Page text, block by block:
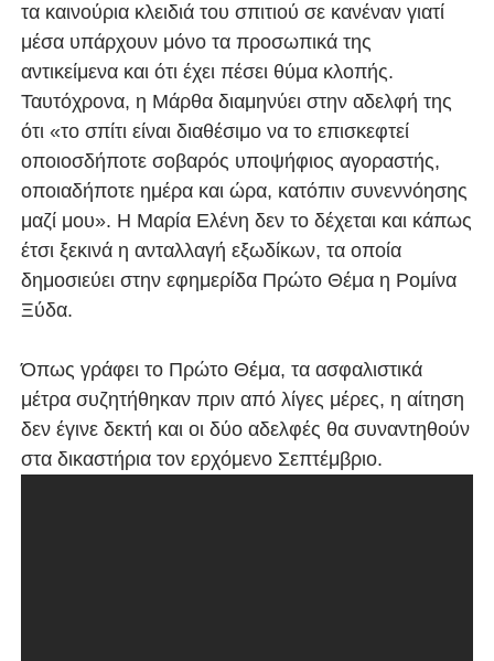
τα καινούρια κλειδιά του σπιτιού σε κανέναν γιατί
μέσα υπάρχουν μόνο τα προσωπικά της
αντικείμενα και ότι έχει πέσει θύμα κλοπής.
Ταυτόχρονα, η Μάρθα διαμηνύει στην αδελφή της
ότι «το σπίτι είναι διαθέσιμο να το επισκεφτεί
οποιοσδήποτε σοβαρός υποψήφιος αγοραστής,
οποιαδήποτε ημέρα και ώρα, κατόπιν συνεννόησης
μαζί μου». Η Μαρία Ελένη δεν το δέχεται και κάπως
έτσι ξεκινά η ανταλλαγή εξωδίκων, τα οποία
δημοσιεύει στην εφημερίδα Πρώτο Θέμα η Ρομίνα
Ξύδα.
Όπως γράφει το Πρώτο Θέμα, τα ασφαλιστικά
μέτρα συζητήθηκαν πριν από λίγες μέρες, η αίτηση
δεν έγινε δεκτή και οι δύο αδελφές θα συναντηθούν
στα δικαστήρια τον ερχόμενο Σεπτέμβριο.